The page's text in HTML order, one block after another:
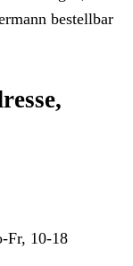
bestellbar
Fr, 10-18